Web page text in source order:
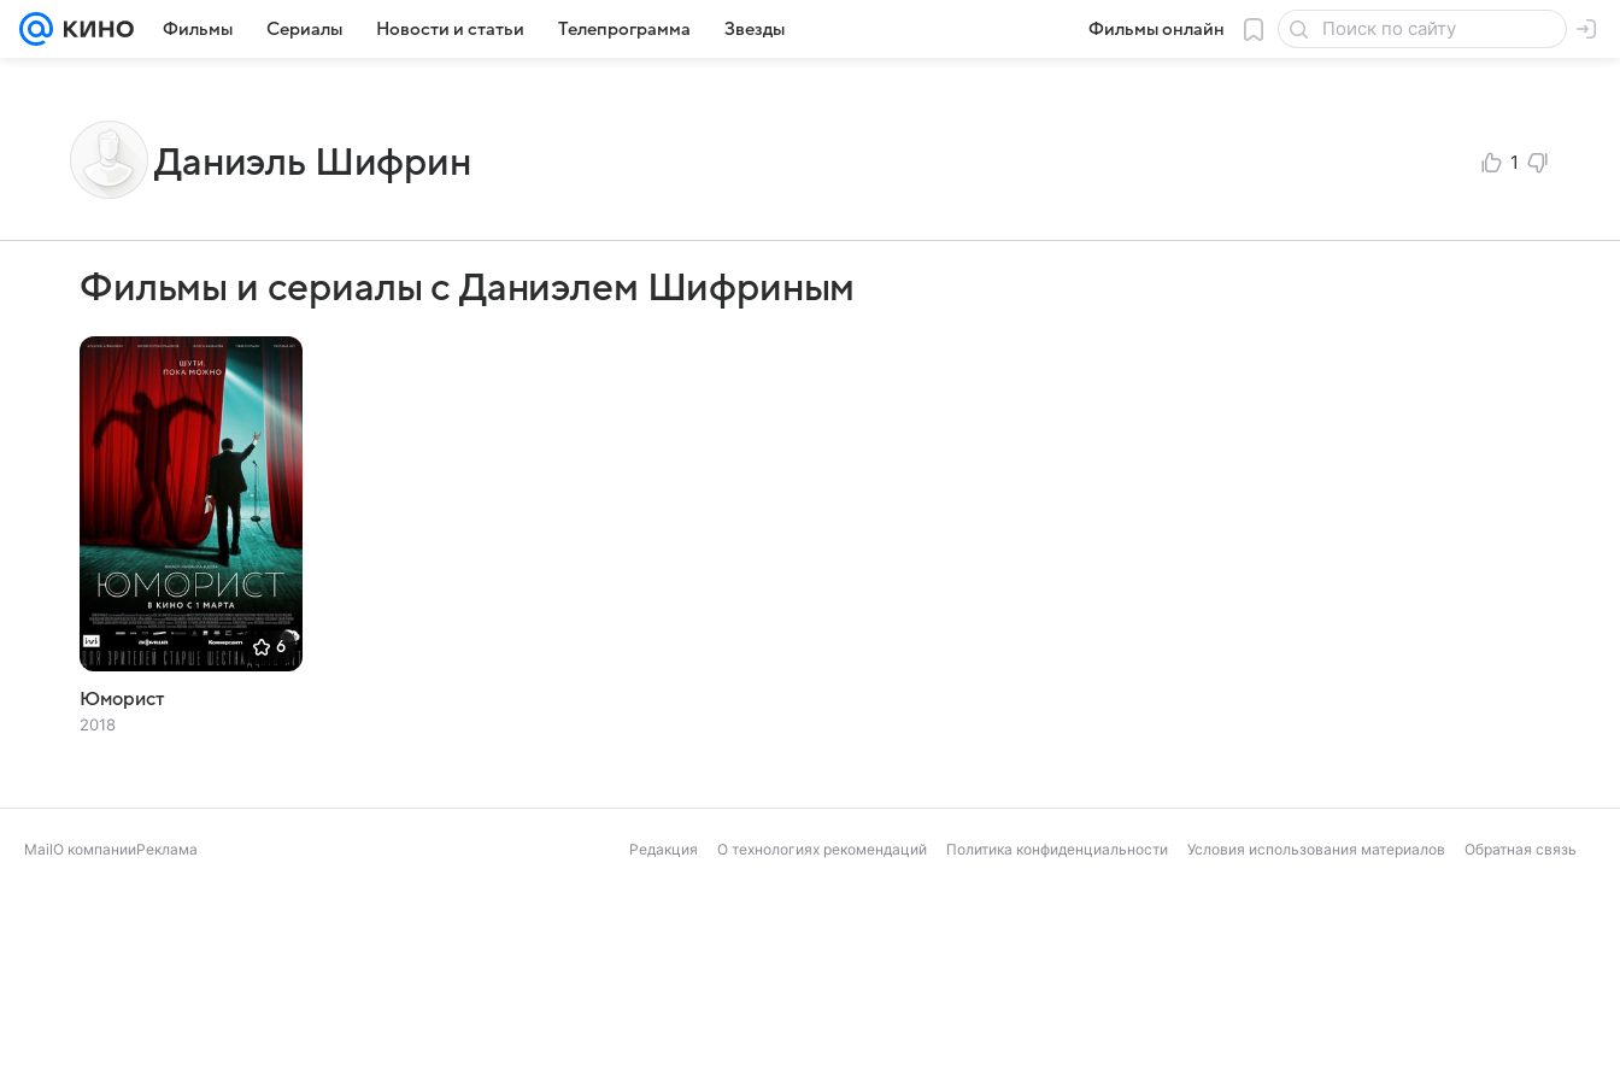
Фильмы Сериалы Новости и статьи Телепрограмма Звезды Фильмы онлайн
Даниэль Шифрин 1
Фильмы и сериалы с Даниэлем Шифриным
6
Юморист
2018
MailО компанииРеклама Редакция О технологиях рекомендаций Политика конфиденциальности Условия использования материалов Обратная связь